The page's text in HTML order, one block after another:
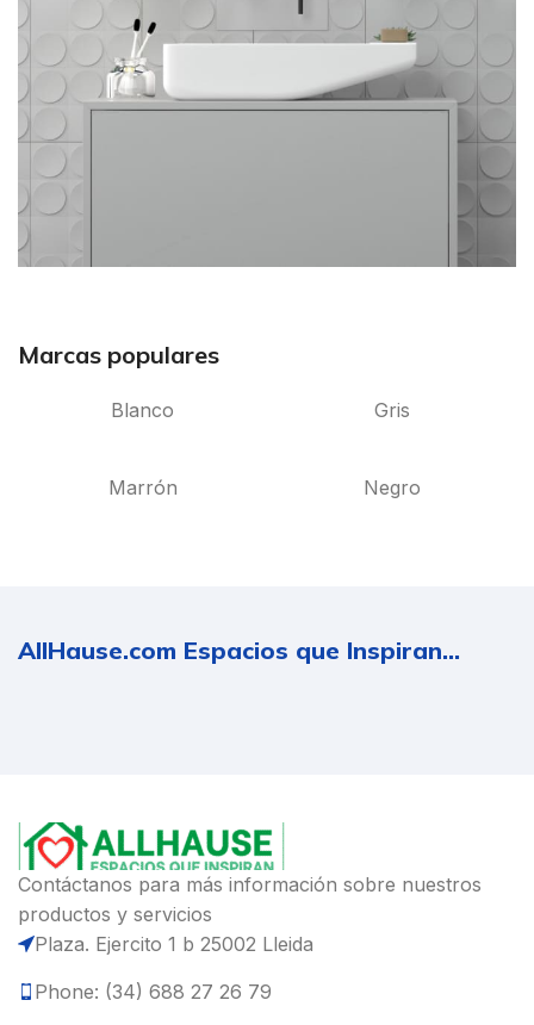
Marcas populares
Blanco Gris
Marrón Negro
AllHause.com Espacios que Inspiran...
Contáctanos para más información sobre nuestros
productos y servicios
Plaza. Ejercito 1 b 25002 Lleida
Phone: (34) 688 27 26 79